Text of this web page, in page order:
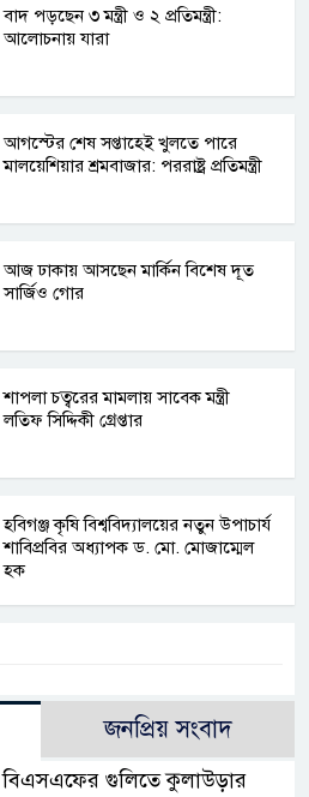
বাদ পড়ছেন ৩ মন্ত্রী ও ২ প্রতিমন্ত্রী:
আলোচনায় যারা
আগস্টের শেষ সপ্তাহেই খুলতে পারে
মালয়েশিয়ার শ্রমবাজার: পররাষ্ট্র প্রতিমন্ত্রী
আজ ঢাকায় আসছেন মার্কিন বিশেষ দূত
সার্জিও গোর
শাপলা চত্বরের মামলায় সাবেক মন্ত্রী
লতিফ সিদ্দিকী গ্রেপ্তার
হবিগঞ্জ কৃষি বিশ্ববিদ্যালয়ের নতুন উপাচার্য
শাবিপ্রবির অধ্যাপক ড. মো. মোজাম্মেল
হক
জনপ্রিয় সংবাদ
বিএসএফের গুলিতে কুলাউড়ার